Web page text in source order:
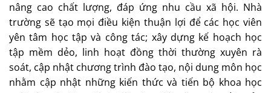
nâng cao chất lượng, đáp ứng nhu cầu xã hội. Nhà
trường sẽ tạo mọi điều kiện thuận lợi để các học viên
yên tâm học tập và công tác; xây dựng kế hoạch học
tập mềm dẻo, linh hoạt đồng thời thường xuyên rà
soát, cập nhật chương trình đào tạo, nội dung môn học
nhằm cập nhật những kiến thức và tiến bộ khoa học